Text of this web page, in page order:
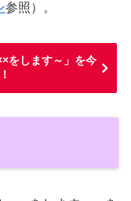
参照）。
をします～」を今